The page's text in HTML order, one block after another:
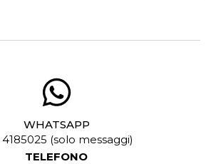
WHATSAPP
(solo messaggi)
TELEFONO